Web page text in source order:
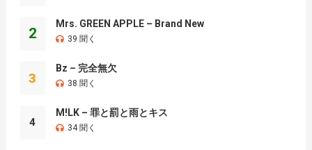
2
Mrs. GREEN APPLE – Brand New
39 聞く
3
Bz – 完全無欠
38 聞く
4
M!LK – 罪と罰と雨とキス
34 聞く